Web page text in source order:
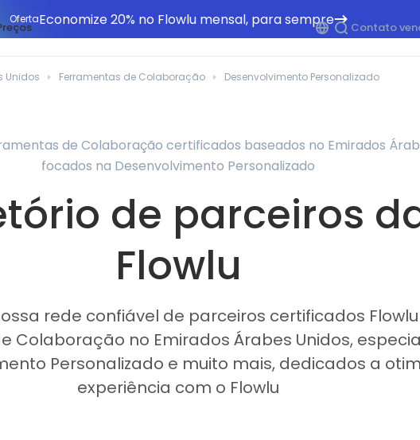
OfertaEconomize 20% no Flowlu mensal, para sempre Contato
Unidos Ferramentas de Colaboração Desenvolvimento Personalizado
de Colaboração certificados baseados no Emirados
focados na Desenvolvimento Personalizado
de parceiros
Flowlu
rede confiável de parceiros certificados
Colaboração no Emirados Árabes Unidos,
Personalizado e muito mais, dedicados a
experiência com o Flowlu